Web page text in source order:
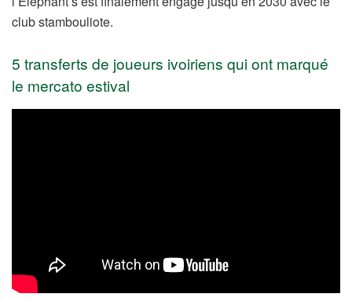
club stambouliote.
5 transferts de joueurs ivoiriens qui ont marqué
le mercato estival